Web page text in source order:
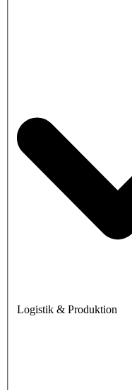
Logistik & Produktion